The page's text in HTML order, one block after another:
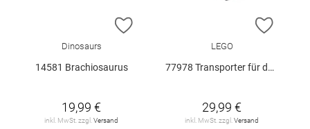
ZUR WUNSCHLISTE HINZUFÜGEN
Dinosaurs
14581 Brachiosaurus
19,99 €
inkl. MwSt. zzgl.Versand
ZUR
LEGO
77978 Transporter für den Jungen T.. V29
29,99 €
inkl. MwSt. zzgl.Versand